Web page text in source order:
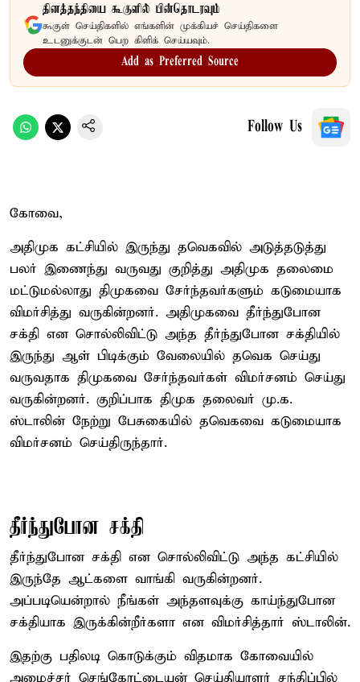
தினத்தந்தியை கூகுளில் பின்தொடரவும்
கூகுள் செய்திகளில் எங்களின் முக்கியச் செய்திகளை
உடனுக்குடன் பெற கிளிக் செய்யவும்.
Add as Preferred Source
Follow Us
கோவை,
அதிமுக கட்சியில் இருந்து தவெகவில் அடுத்தடுத்து
பலர் இணைந்து வருவது குறித்து அதிமுக தலைமை
மட்டுமல்லாது திமுகவை சேர்ந்தவர்களும் கடுமையாக
விமர்சித்து வருகின்றனர். அதிமுகவை தீர்ந்துபோன
சக்தி என சொல்லிவிட்டு அந்த தீர்ந்துபோன சக்தியில்
இருந்து ஆள் பிடிக்கும் வேலையில் தவெக செய்து
வருவதாக திமுகவை சேர்ந்தவர்கள் விமர்சனம் செய்து
வருகின்றனர். குறிப்பாக திமுக தலைவர் மு.க.
ஸ்டாலின் நேற்று பேசுகையில் தவெகவை கடுமையாக
விமர்சனம் செய்திருந்தார்.
தீர்ந்துபோன சக்தி
தீர்ந்துபோன சக்தி என சொல்லிவிட்டு அந்த கட்சியில்
இருந்தே ஆட்களை வாங்கி வருகின்றனர்.
அப்படியென்றால் நீங்கள் அந்தளவுக்கு காய்ந்துபோன
சக்தியாக இருக்கின்றீர்களா என விமர்சித்தார் ஸ்டாலின்.
இதற்கு பதிலடி கொடுக்கும் விதமாக கோவையில்
அமைச்சர் செங்கோட்டையன் செய்தியாளர் சந்திப்பில்